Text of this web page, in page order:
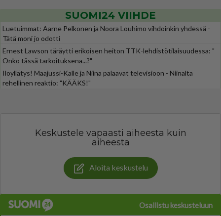
SUOMI24 VIIHDE
Luetuimmat: Aarne Pelkonen ja Noora Louhimo vihdoinkin yhdessä -
Tätä moni jo odotti
Ernest Lawson täräytti erikoisen heiton TTK-lehdistötilaisuudessa: "
Onko tässä tarkoituksena...?"
Iloyllätys! Maajussi-Kalle ja Niina palaavat televisioon - Niinalta
rehellinen reaktio: "KÄÄKS!"
Keskustele vapaasti aiheesta kuin
aiheesta
Aloita keskustelu
Osallistu keskusteluun